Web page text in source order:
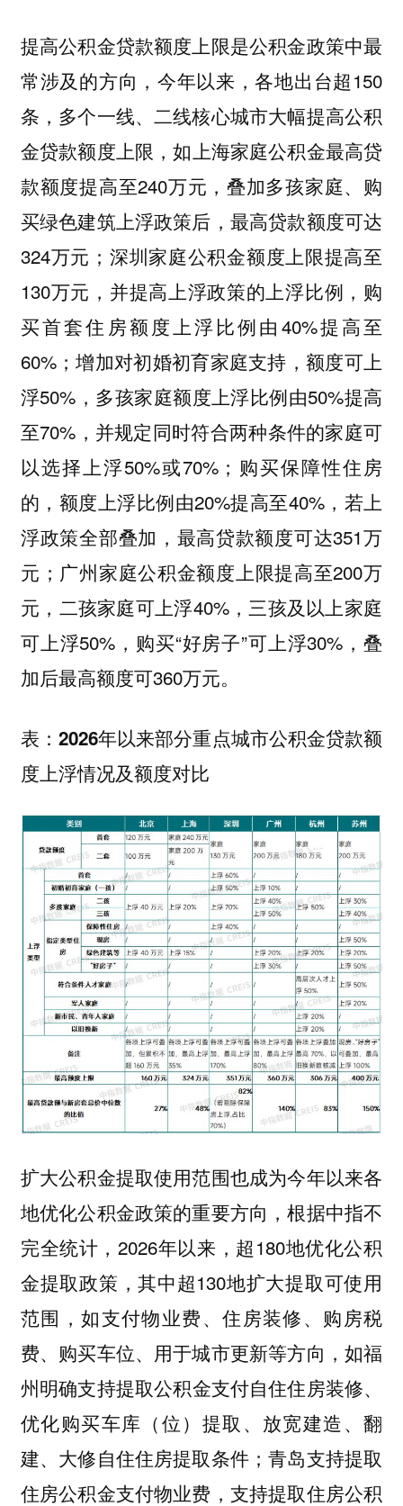
提高公积金贷款额度上限是公积金政策中最
常涉及的方向，今年以来，各地出台超150
条，多个一线、二线核心城市大幅提高公积
金贷款额度上限，如上海家庭公积金最高贷
款额度提高至240万元，叠加多孩家庭、购
买绿色建筑上浮政策后，最高贷款额度可达
324万元； 深圳家庭公积金额度上限提高至
130万元，并提高上浮政策的上浮比例，购
买首套住房额度上浮比例由40%提高至
60%；增加对初婚初育家庭支持，额度可上
浮50%，多孩家庭额度上浮比例由50%提高
至70%，并规定同时符合两种条件的家庭可
以选择上浮50%或70%；购买保障性住房
的，额度上浮比例由20%提高至40%，若上
浮政策全部叠加，最高贷款额度可达351万
元； 广州家庭公积金额度上限提高至200万
元，二孩家庭可上浮40%，三孩及以上家庭
可上浮50%，购买“好房子”可上浮30%，叠
加后最高额度可360万元。
表：2026年以来部分重点城市公积金贷款额
度上浮情况及额度对比
扩大公积金提取使用范围也成为今年以来各
地优化公积金政策的重要方向，根据中指不
完全统计，2026年以来，超180地优化公积
金提取政策，其中超130地扩大提取可使用
范围，如支付物业费、住房装修、购房税
费、购买车位、用于城市更新等方向，如福
州明确支持提取公积金支付自住住房装修、
优化购买车库（位）提取、放宽建造、翻
建、大修自住住房提取条件；青岛支持提取
住房公积金支付物业费，支持提取住房公积